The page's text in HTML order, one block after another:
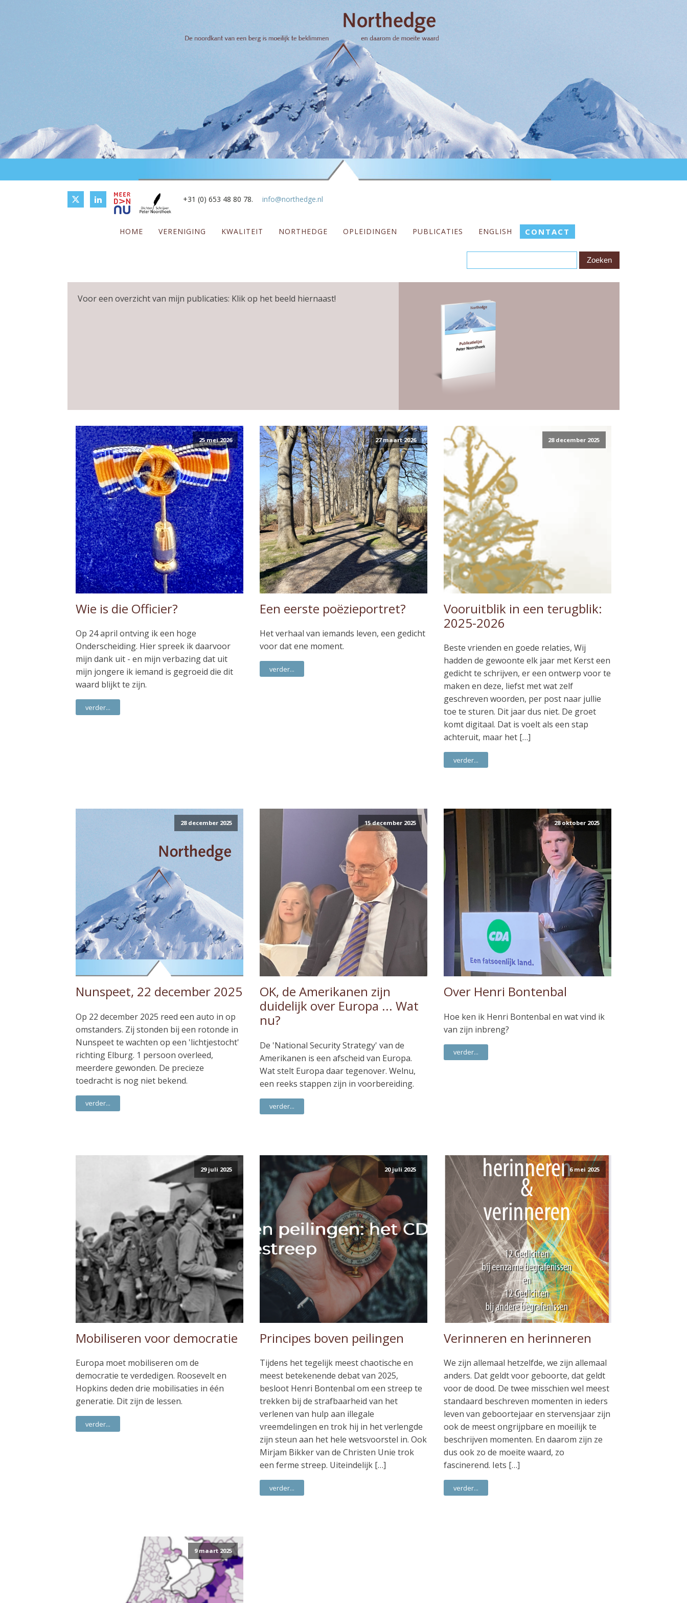
+31 (0) 653 48 80 78. info@northedge.nl
HOME VERENIGING KWALITEIT NORTHEDGE OPLEIDINGEN PUBLICATIES ENGLISH CONTACT
Voor een overzicht van mijn publicaties: Klik op het beeld hiernaast!
25 mei 2026
Wie is die Officier?
Op 24 april ontving ik een hoge
Onderscheiding. Hier spreek ik daarvoor
mijn dank uit - en mijn verbazing dat uit
mijn jongere ik iemand is gegroeid die dit
waard blijkt te zijn.
verder...
27 maart 2026
Een eerste poëzieportret?
Het verhaal van iemands leven, een gedicht
voor dat ene moment.
verder...
28 december 2025
Vooruitblik in een terugblik:
2025-2026
Beste vrienden en goede relaties, Wij
hadden de gewoonte elk jaar met Kerst een
gedicht te schrijven, er een ontwerp voor te
maken en deze, liefst met wat zelf
geschreven woorden, per post naar jullie
toe te sturen. Dit jaar dus niet. De groet
komt digitaal. Dat is voelt als een stap
achteruit, maar het […]
verder...
28 december 2025
Nunspeet, 22 december 2025
Op 22 december 2025 reed een auto in op
omstanders. Zij stonden bij een rotonde in
Nunspeet te wachten op een 'lichtjestocht'
richting Elburg. 1 persoon overleed,
meerdere gewonden. De precieze
toedracht is nog niet bekend.
verder...
15 december 2025
OK, de Amerikanen zijn
duidelijk over Europa ... Wat
nu?
De 'National Security Strategy' van de
Amerikanen is een afscheid van Europa.
Wat stelt Europa daar tegenover. Welnu,
een reeks stappen zijn in voorbereiding.
verder...
28 oktober 2025
Over Henri Bontenbal
Hoe ken ik Henri Bontenbal en wat vind ik
van zijn inbreng?
verder...
29 juli 2025
Mobiliseren voor democratie
Europa moet mobiliseren om de
democratie te verdedigen. Roosevelt en
Hopkins deden drie mobilisaties in één
generatie. Dit zijn de lessen.
verder...
20 juli 2025
Principes boven peilingen
Tijdens het tegelijk meest chaotische en
meest betekenende debat van 2025,
besloot Henri Bontenbal om een streep te
trekken bij de strafbaarheid van het
verlenen van hulp aan illegale
vreemdelingen en trok hij in het verlengde
zijn steun aan het hele wetsvoorstel in. Ook
Mirjam Bikker van de Christen Unie trok
een ferme streep. Uiteindelijk […]
verder...
6 mei 2025
Verinneren en herinneren
We zijn allemaal hetzelfde, we zijn allemaal
anders. Dat geldt voor geboorte, dat geldt
voor de dood. De twee misschien wel meest
standaard beschreven momenten in ieders
leven van geboortejaar en stervensjaar zijn
ook de meest ongrijpbare en moeilijk te
beschrijven momenten. En daarom zijn ze
dus ook zo de moeite waard, zo
fascinerend. Iets […]
verder...
9 maart 2025